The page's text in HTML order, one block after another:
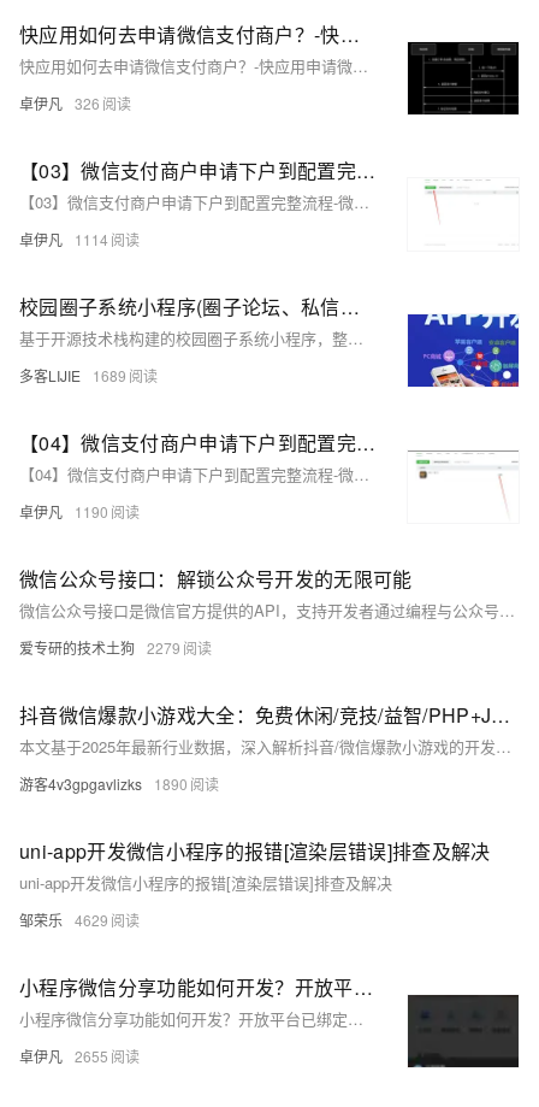
快应用如何去申请微信支付商户？-快应用申请微信支付-优雅草卓伊凡
快应用如何去申请微信支付商户？-快应用申请微信支付-优雅草卓伊凡
卓伊凡 326
【03】微信支付商户申请下户到配置完整流程-微信开放平台创建APP应用-填写上传基础资料-生成安卓证书-获取Apk签名-申请+配置完整流程-优雅草卓伊凡
【03】微信支付商户申请下户到配置完整流程-微信开放平台创建APP应用-填写上传基础资料-生成安卓证书-获取Apk签名-申请+配置完整流程-优雅草卓伊凡
卓伊凡 1114
校园圈子系统小程序(圈子论坛、私信聊天、资料共享、二手交易、兼职，跑腿)开源码开发/微信公众号、小程序、H5多端账号同步/搭建多城市的综合社交生活平台
基于开源技术栈构建的校园圈子系统小程序，整合社交与生活服务功能，涵盖兴趣圈子、私信聊天、资料共享、二手交易、兼职跑腿等六大核心模块。通过多端账号同步（微信公众号/小程序/H5），实现数据实时交互，满足学生群体的多元化需求。项目精准锚定校园市场，以“社交+服务”双轮驱动，提供一站式解决方案，支持快速部署与多校区运营，同时具备广告、佣金、会员等多元变现能力，是打造校园生态的理想工具。
多客LIJIE 1689
【04】微信支付商户申请下户到配置完整流程-微信开放平台移动APP应用通过-微信商户继续申请-微信开户函-视频声明-以及对公打款验证-申请+配置完整流程-优雅草卓伊凡
【04】微信支付商户申请下户到配置完整流程-微信开放平台移动APP应用通过-微信商户继续申请-微信开户函-视频声明-以及对公打款验证-申请+配置完整流程-优雅草卓伊凡
卓伊凡 1190
微信公众号接口：解锁公众号开发的无限可能
微信公众号接口是微信官方提供的API，支持开发者通过编程与公众号交互，实现自动回复、消息管理、用户管理和数据分析等功能。本文深入探讨接口的定义、类型、优势及应用场景，如智能客服、内容分发、电商闭环等，并介绍开发流程和工具，帮助运营者提升用户体验和效率。未来，随着微信生态的发展，公众号接口将带来更多机遇，如小程序融合、AI应用等。
爱专研的技术土狗 2279
抖音微信爆款小游戏大全：免费休闲/竞技/益智/PHP+Java全筏开源开发
本文基于2025年最新行业数据，深入解析抖音/微信爆款小游戏的开发逻辑，重点讲解PHP+Java双引擎架构实战，涵盖技术选型、架构设计、性能优化与开源生态，提供完整开源工具链，助力开发者从理论到落地打造高留存、高并发的小游戏产品。
游客4v3gpgavlizks 1890
uni-app开发微信小程序的报错[渲染层错误]排查及解决
uni-app开发微信小程序的报错[渲染层错误]排查及解决
邹荣乐 4629
小程序微信分享功能如何开发？开放平台已绑定仍不能使用的问题？-优雅草卓伊凡
小程序微信分享功能如何开发？开放平台已绑定仍不能使用的问题？-优雅草卓伊凡
卓伊凡 2655